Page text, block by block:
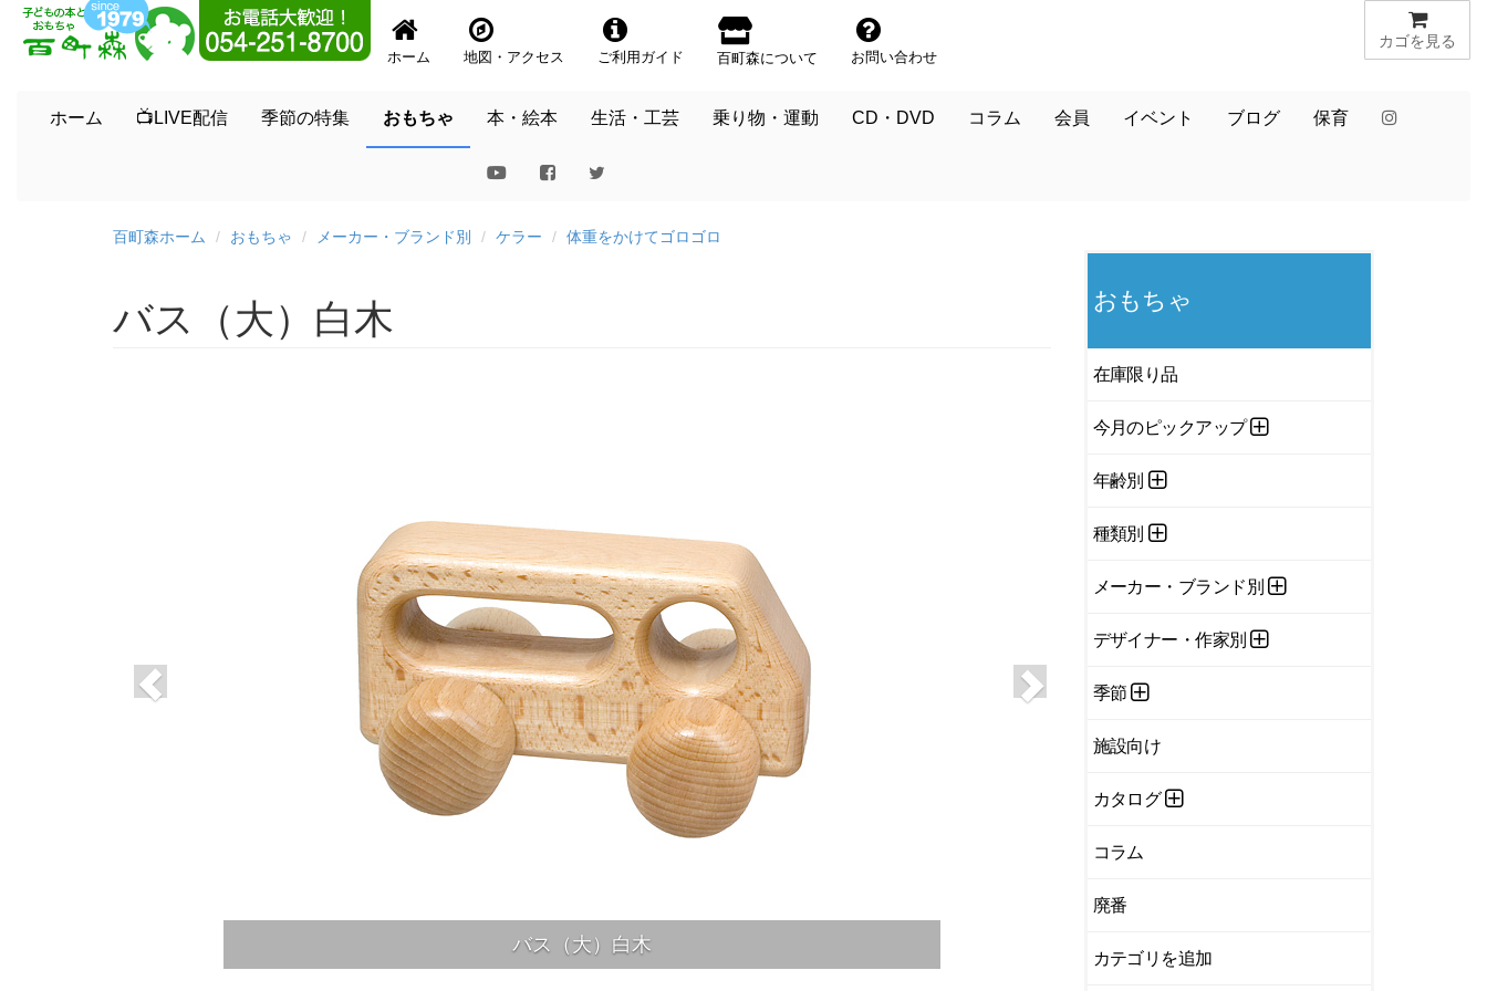
カゴを見る
ホーム 地図・アクセス ご利用ガイド 百町森について お問い合わせ
ホーム 📺LIVE配信 季節の特集 おもちゃ 本・絵本 生活・工芸 乗り物・運動 CD・DVD コラム 会員 イベント ブログ 保育
百町森ホーム おもちゃ メーカー・ブランド別 ケラー 体重をかけてゴロゴロ
バス（大）白木
バス（大）白木
おもちゃ
在庫限り品
今月のピックアップ
年齢別
種類別
メーカー・ブランド別
デザイナー・作家別
季節
施設向け
カタログ
コラム
廃番
カテゴリを追加